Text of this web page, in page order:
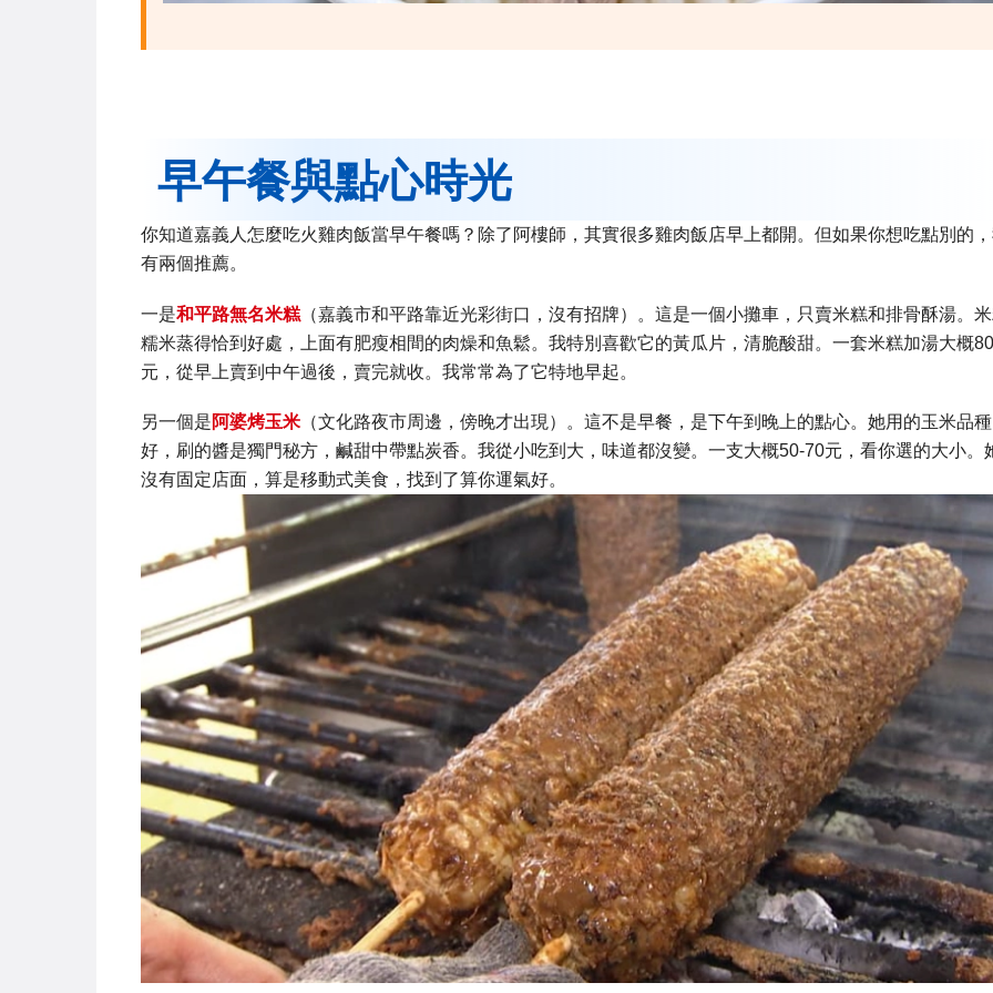
早午餐與點心時光
你知道嘉義人怎麼吃火雞肉飯當早午餐嗎？除了阿樓師，其實很多雞肉飯店早上都開。但如果你想吃點別的
有兩個推薦。
一是和平路無名米糕 （嘉義市和平路靠近光彩街口，沒有招牌）。這是一個小攤車，只賣米糕和排骨酥湯。
糯米蒸得恰到好處，上面有肥瘦相間的肉燥和魚鬆。我特別喜歡它的黃瓜片，清脆酸甜。一套米糕加湯大概80
元，從早上賣到中午過後，賣完就收。我常常為了它特地早起。
另一個是阿婆烤玉米 （文化路夜市周邊，傍晚才出現）。這不是早餐，是下午到晚上的點心。她用的玉米品種
好，刷的醬是獨門秘方，鹹甜中帶點炭香。我從小吃到大，味道都沒變。一支大概50-70元，看你選的大小。
沒有固定店面，算是移動式美食，找到了算你運氣好。